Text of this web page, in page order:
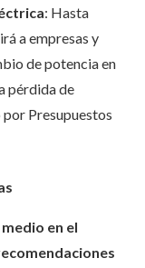
: Hasta
a empresas y
de potencia en
pérdida de
Presupuestos
en el